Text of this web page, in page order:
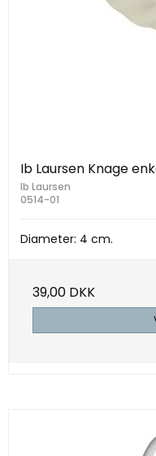
Ib Laursen Knage
Ib Laursen
0514-01
Diameter: 4 cm.
39,00 DKK